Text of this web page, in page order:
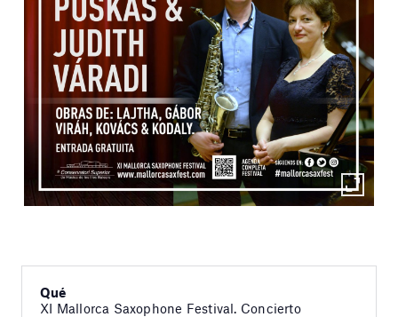
Qué
XI Mallorca Saxophone Festival. Concierto